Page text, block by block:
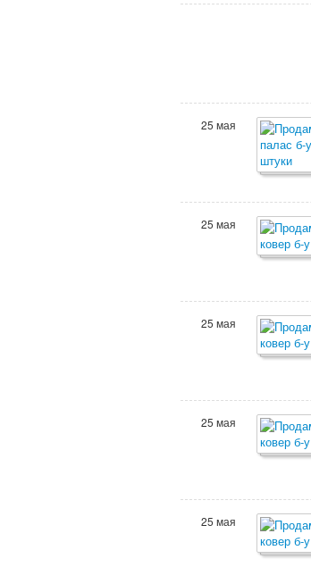
25 мая
25 мая
25 мая
25 мая
25 мая